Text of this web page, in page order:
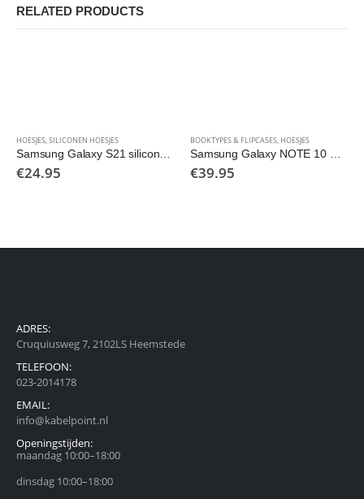
RELATED PRODUCTS
HOESJES,SILICONEN HOESJES
€24.95
BOOKTYPES & FLIPCASES, HOESJES
€39.95
ADRES:
Cruquiusweg 7, 2102LS Heemstede
TELEFOON:
023-2014178
EMAIL:
info@kabelpoint.nl
Openingstijden:
maandag 10:00–18:00
dinsdag 10:00–18:00